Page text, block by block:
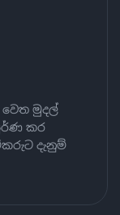
මුදල්
කර
දැනුම්